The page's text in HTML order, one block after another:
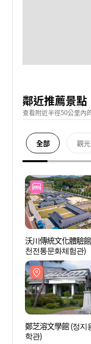
鄰近推薦景點
查看附近半徑50公里內
全部 觀
沃川傳統文化體驗
천전통문화체험관)
鄭芝溶文學館 (정지
학관)